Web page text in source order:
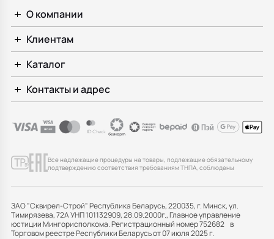
О компании
Клиентам
Каталог
Контакты и адрес
Все надлежащие процедуры на товары, подлежащие обязательному
подтверждению соответствия требованиям ТНПА, соблюдены
ЗАО "Сквирел-Строй" Республика Беларусь, 220035, г. Минск, ул.
Тимирязева, 72А УНП 101132909, 28.09.2000г., Главное управление
юстиции Мингорисполкома. Регистрационный номер 752682 в
Торговом реестре Республики Беларусь от 07 июля 2025 г.